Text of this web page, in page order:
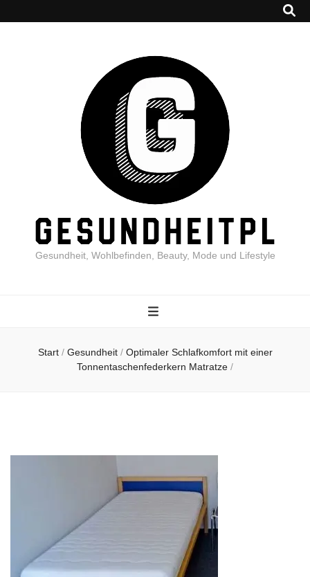
Gesundheit, Wohlbefinden, Beauty, Mode und Lifestyle
Start / Gesundheit / Optimaler Schlafkomfort mit einer
Tonnentaschenfederkern Matratze /